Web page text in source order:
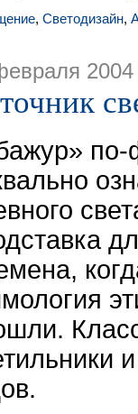
, Светодизайн,
2004
по-